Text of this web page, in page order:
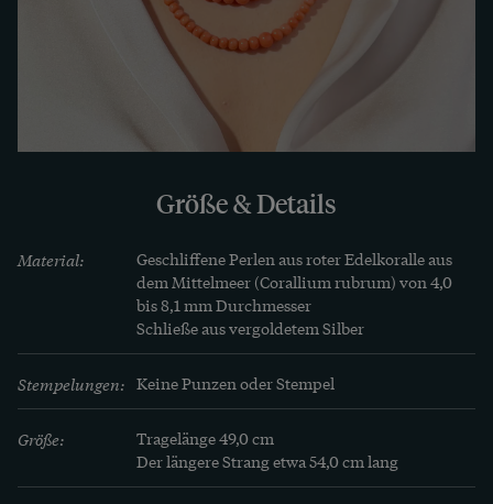
Größe & Details
Material:
Geschliffene Perlen aus roter Edelkoralle aus
dem Mittelmeer (Corallium rubrum) von 4,0
bis 8,1 mm Durchmesser
Schließe aus vergoldetem Silber
Stempelungen: Keine Punzen oder Stempel
Größe:
Tragelänge 49,0 cm
Der längere Strang etwa 54,0 cm lang